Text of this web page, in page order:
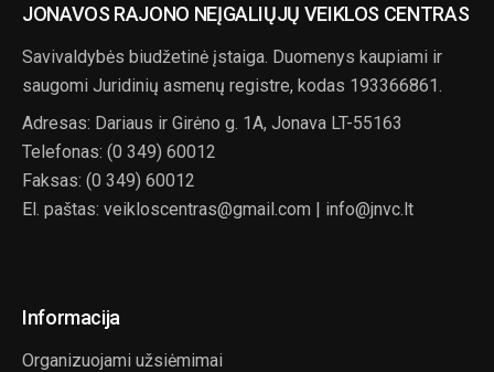
JONAVOS RAJONO NEĮGALIŲJŲ VEIKLOS CENTRAS
Savivaldybės biudžetinė įstaiga. Duomenys kaupiami ir
saugomi Juridinių asmenų registre, kodas 193366861.
Adresas: Dariaus ir Girėno g. 1A, Jonava LT-55163
Telefonas: (0 349) 60012
Faksas: (0 349) 60012
El. paštas: veikloscentras@gmail.com | info@jnvc.lt
Informacija
Organizuojami užsiėmimai